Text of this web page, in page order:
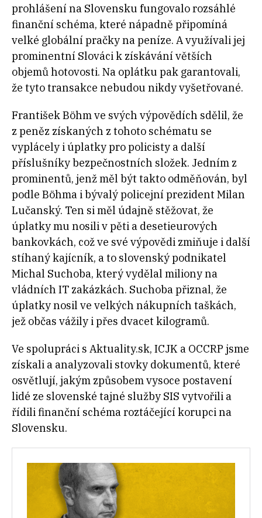
prohlášení na Slovensku fungovalo rozsáhlé
finanční schéma, které nápadně připomíná
velké globální pračky na peníze. A využívali jej
prominentní Slováci k získávání větších
objemů hotovosti. Na oplátku pak garantovali,
že tyto transakce nebudou nikdy vyšetřované.
František Böhm ve svých výpovědích sdělil, že
z peněz získaných z tohoto schématu se
vyplácely i úplatky pro policisty a další
příslušníky bezpečnostních složek. Jedním z
prominentů, jenž měl být takto odměňován, byl
podle Böhma i bývalý policejní prezident Milan
Lučanský. Ten si měl údajně stěžovat, že
úplatky mu nosili v pěti a desetieurových
bankovkách, což ve své výpovědi zmiňuje i další
stíhaný kajícník, a to slovenský podnikatel
Michal Suchoba, který vydělal miliony na
vládních IT zakázkách. Suchoba přiznal, že
úplatky nosil ve velkých nákupních taškách,
jež občas vážily i přes dvacet kilogramů.
Ve spolupráci s Aktuality.sk, ICJK a OCCRP jsme
získali a analyzovali stovky dokumentů, které
osvětlují, jakým způsobem vysoce postavení
lidé ze slovenské tajné služby SIS vytvořili a
řídili finanční schéma roztáčející korupci na
Slovensku.